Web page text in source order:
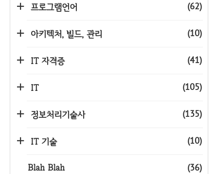
프로그램언어 (62)
아키텍처, 빌드, 관리 (10)
IT 자격증 (41)
IT (105)
정보처리기술사 (135)
IT 기술 (10)
Blah Blah (36)